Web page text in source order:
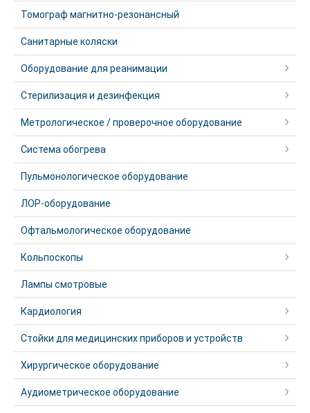
Томограф магнитно-резонансный
Санитарные коляски
Оборудование для реанимации
Стерилизация и дезинфекция
Метрологическое / проверочное оборудование
Система обогрева
Пульмонологическое оборудование
ЛОР-оборудование
Офтальмологическое оборудование
Кольпоскопы
Лампы смотровые
Кардиология
Стойки для медицинских приборов и устройств
Хирургическое оборудование
Аудиометрическое оборудование